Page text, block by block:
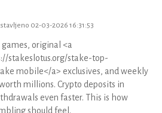
02-03-2026 16:31:53
original <a
stakeslotus.org/stake-top-
mobile</a> exclusives, and weekly
millions. Crypto deposits in
even faster. This is how
should feel.